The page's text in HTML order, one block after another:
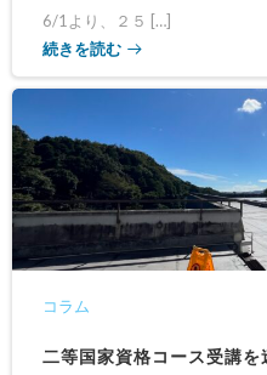
6/1より、２５ […]
続きを読む
コラム
二等国家資格コース受講